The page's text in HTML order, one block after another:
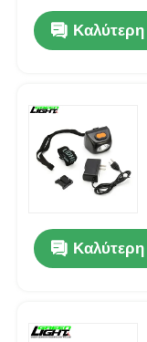
Γύρος
Ποιοτικός
Νέα
Ασύρματο
Καλύτερη
Καλύτερη